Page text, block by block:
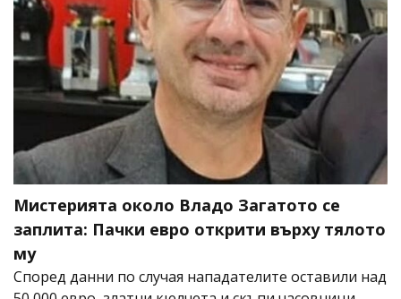
Мистерията около Владо Загатото се
заплита: Пачки евро открити върху тялото
му
Според данни по случая нападателите оставили над